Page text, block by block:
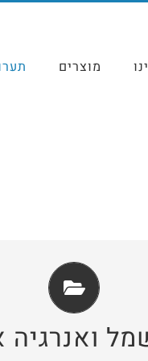
מוצרים
ואנרגיה
תערוכת חשמל ואנרגיה